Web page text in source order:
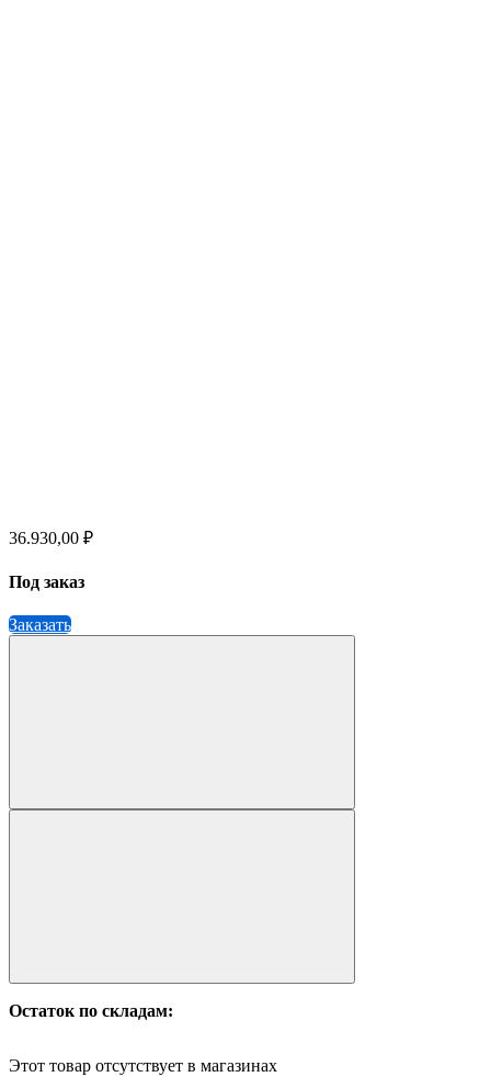
36.930,00 ₽
Под заказ
Заказать
Остаток по складам:
Этот товар отсутствует в магазинах